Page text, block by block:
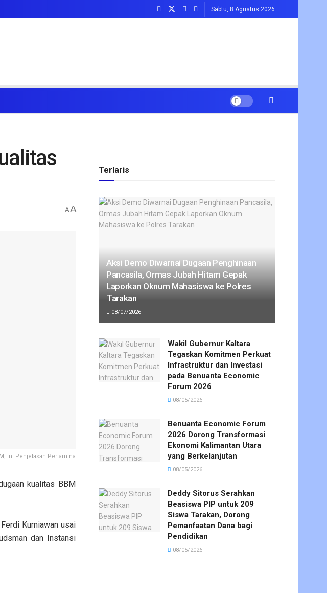
Sabtu, 8 Agustus 2026
AA
Ini Penjelasan Pertamina
kualitas BBM
Kurniawan usai
dan Instansi
Terlaris
Aksi Demo Diwarnai Dugaan Penghinaan
Pancasila, Ormas Jubah Hitam Gepak
Laporkan Oknum Mahasiswa ke Polres
Tarakan
08/07/2026
Wakil Gubernur Kaltara
Tegaskan Komitmen Perkuat
Infrastruktur dan Investasi
pada Benuanta Economic
Forum 2026
08/05/2026
Benuanta Economic Forum
2026 Dorong Transformasi
Ekonomi Kalimantan Utara
yang Berkelanjutan
08/05/2026
Deddy Sitorus Serahkan
Beasiswa PIP untuk 209
Siswa Tarakan, Dorong
Pemanfaatan Dana bagi
Pendidikan
08/05/2026